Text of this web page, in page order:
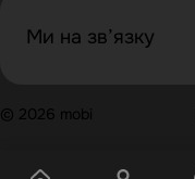
Ми на зв’язку
© 2026 mobi